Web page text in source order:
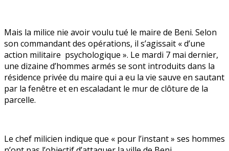
Mais la milice nie avoir voulu tué le maire de Beni. Selon
son commandant des opérations, il s’agissait « d’une
action militaire psychologique ». Le mardi 7 mai dernier,
une dizaine d’hommes armés se sont introduits dans la
résidence privée du maire qui a eu la vie sauve en sautant
par la fenêtre et en escaladant le mur de clôture de la
parcelle.
Le chef milicien indique que « pour l’instant » ses hommes